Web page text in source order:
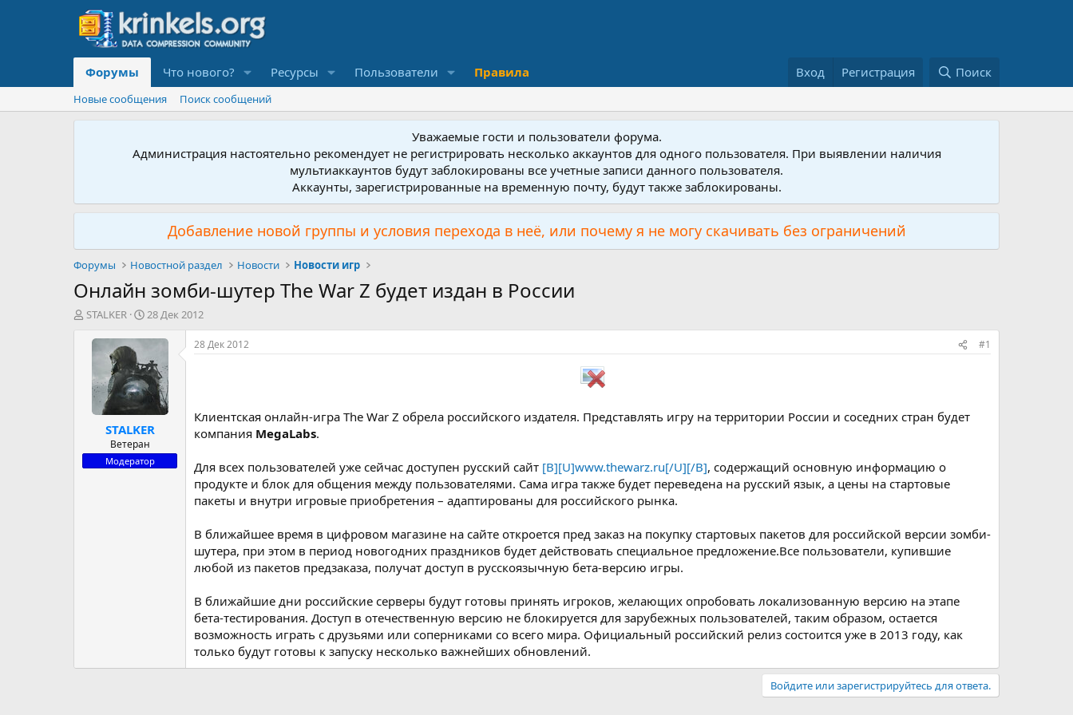
Форумы Что нового? Ресурсы Пользователи Правила Вход Регистрация Поиск
Новые сообщения Поиск сообщений
Уважаемые гости и пользователи форума.
Администрация настоятельно рекомендует не регистрировать несколько аккаунтов для одного пользователя. При выявлении наличия
мультиаккаунтов будут заблокированы все учетные записи данного пользователя.
Аккаунты, зарегистрированные на временную почту, будут также заблокированы.
Добавление новой группы и условия перехода в неё, или почему я не могу скачивать без ограничений
Форумы Новостной раздел Новости Новости игр
Онлайн зомби-шутер The War Z будет издан в России
А
м
STALKER
Д
т
а
н
а
ч
а
л
а
28 Дек 2012
STALKER
Ветеран
Модератор
28 Дек 2012 #1
Клиентская онлайн-игра The War Z обрела российского издателя. Представлять игру на территории России и соседних стран будет
компания MegaLabs.
Для всех пользователей уже сейчас доступен русский сайт [B][U]www.thewarz.ru[/U][/B], содержащий основную информацию о
продукте и блок для общения между пользователями. Сама игра также будет переведена на русский язык, а цены на стартовые
пакеты и внутри игровые приобретения – адаптированы для российского рынка.
В ближайшее время в цифровом магазине на сайте откроется пред заказ на покупку стартовых пакетов для российской версии зомби-
шутера, при этом в период новогодних праздников будет действовать специальное предложение.Все пользователи, купившие
любой из пакетов предзаказа, получат доступ в русскоязычную бета-версию игры.
В ближайшие дни российские серверы будут готовы принять игроков, желающих опробовать локализованную версию на этапе
бета-тестирования. Доступ в отечественную версию не блокируется для зарубежных пользователей, таким образом, остается
возможность играть с друзьями или соперниками со всего мира. Официальный российский релиз состоится уже в 2013 году, как
только будут готовы к запуску несколько важнейших обновлений.
Войдите или зарегистрируйтесь для ответа.